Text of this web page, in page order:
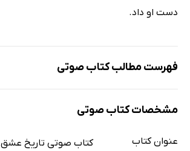
دست او داد.
فهرست مطالب کتاب صوتی
نمونه
معرفی
مشخصات کتاب صوتی
عنوان کتاب
کتاب صوتی تاریخ عشق